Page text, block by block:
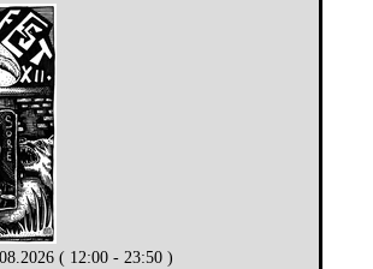
( 12:00 - 23:50 )